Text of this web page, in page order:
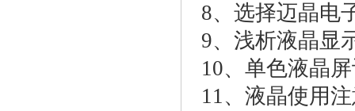
8、 选择迈晶电
9、 浅析液晶显
10、 单色液晶
11、 液晶使用